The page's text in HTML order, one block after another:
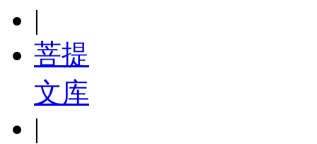
|
菩提
文库
|